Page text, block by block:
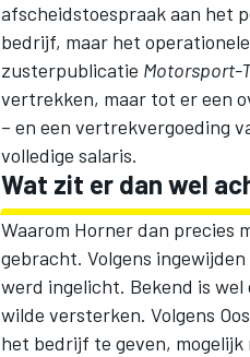
MEER RACEKLASSEN
afscheidstoespraak aan het
bedrijf, maar het
zusterpublicatie Motorsport-
vertrekken, maar tot er een
– en een vertrekvergoeding
volledige salaris.
Wat zit er dan wel
Waarom Horner dan precies
gebracht. Volgens
werd ingelicht. Bekend is
wilde versterken. Volgens
het bedrijf te geven,